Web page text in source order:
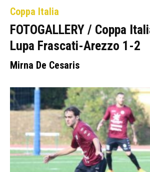
Coppa Italia
FOTOGALLERY / Coppa
Lupa Frascati-Arezzo 1-2
Mirna De Cesaris